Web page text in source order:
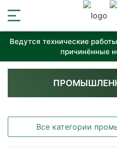
Ведутся технические
причинённые
Все категории